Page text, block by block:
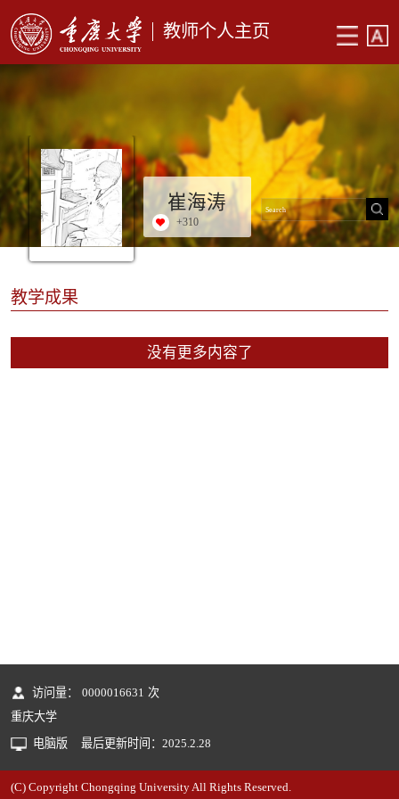
教师个人主页
崔海涛
+310
教学成果
没有更多内容了
访问量： 0000016631 次
重庆大学
电脑版
最后更新时间： 2025 2 28
(C) Copyright Chongqing University All Rights Reserved.